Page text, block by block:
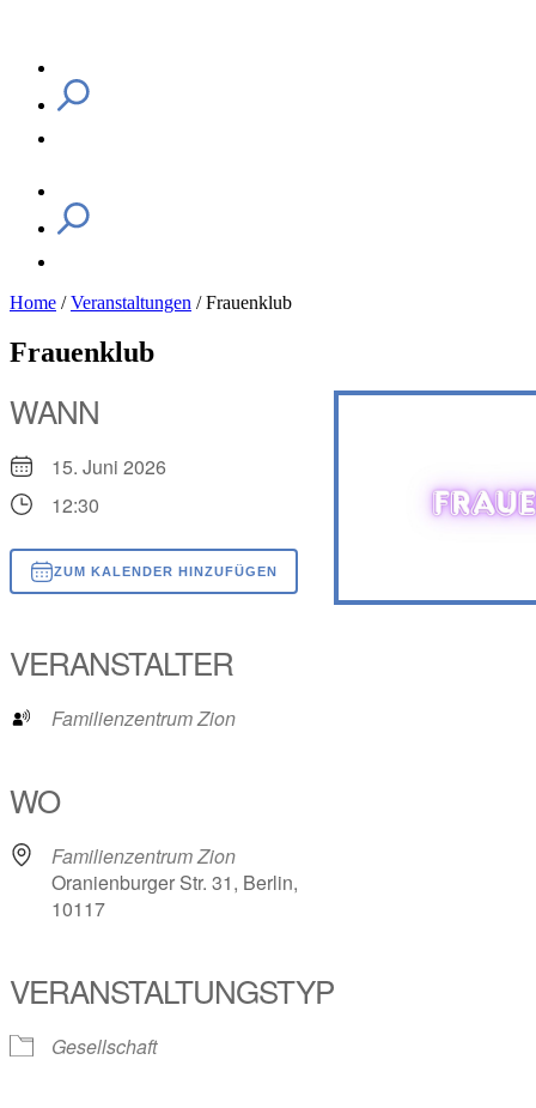
Home /Veranstaltungen /Frauenklub
Frauenklub
WANN
15. Juni 2026
12:30
ZUM KALENDER HINZUFÜGEN
VERANSTALTER
Familienzentrum Zion
WO
Familienzentrum Zion
Oranienburger Str. 31, Berlin,
10117
VERANSTALTUNGSTYP
Gesellschaft